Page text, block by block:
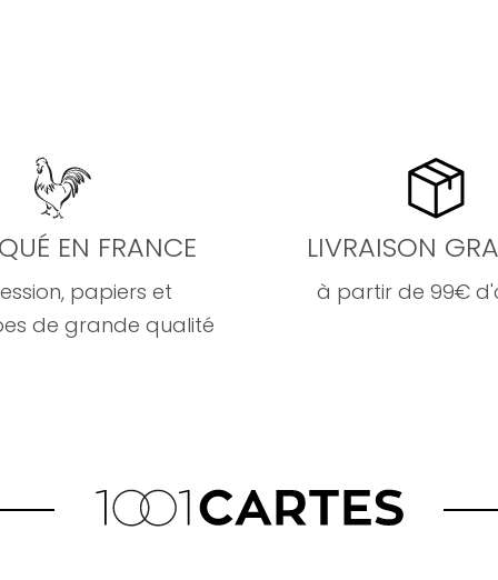
EN FRANCE
papiers et
de grande qualité
LIVRAISON
à partir de 99€